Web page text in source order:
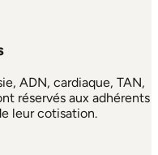
ADN, cardiaque, TAN,
réservés aux adhérents
leur cotisation.